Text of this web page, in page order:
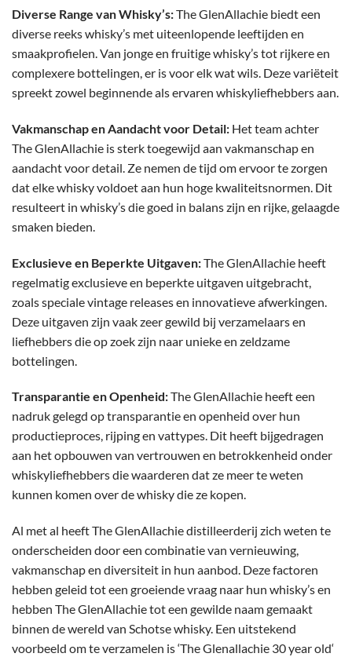
Diverse Range van Whisky’s:The GlenAllachie biedt een
diverse reeks whisky’s met uiteenlopende leeftijden en
smaakprofielen. Van jonge en fruitige whisky’s tot rijkere en
complexere bottelingen, er is voor elk wat wils. Deze variëteit
spreekt zowel beginnende als ervaren whiskyliefhebbers aan.
Vakmanschap en Aandacht voor Detail: Het team achter
The GlenAllachie is sterk toegewijd aan vakmanschap en
aandacht voor detail. Ze nemen de tijd om ervoor te zorgen
dat elke whisky voldoet aan hun hoge kwaliteitsnormen. Dit
resulteert in whisky’s die goed in balans zijn en rijke, gelaagde
smaken bieden.
Exclusieve en Beperkte Uitgaven:The GlenAllachie heeft
regelmatig exclusieve en beperkte uitgaven uitgebracht,
zoals speciale vintage releases en innovatieve afwerkingen.
Deze uitgaven zijn vaak zeer gewild bij verzamelaars en
liefhebbers die op zoek zijn naar unieke en zeldzame
bottelingen.
Transparantie en Openheid:The GlenAllachie heeft een
nadruk gelegd op transparantie en openheid over hun
productieproces, rijping en vattypes. Dit heeft bijgedragen
aan het opbouwen van vertrouwen en betrokkenheid onder
whiskyliefhebbers die waarderen dat ze meer te weten
kunnen komen over de whisky die ze kopen.
Al met al heeft The GlenAllachie distilleerderij zich weten te
onderscheiden door een combinatie van vernieuwing,
vakmanschap en diversiteit in hun aanbod. Deze factoren
hebben geleid tot een groeiende vraag naar hun whisky’s en
hebben The GlenAllachie tot een gewilde naam gemaakt
binnen de wereld van Schotse whisky. Een uitstekend
voorbeeld om te verzamelen is ‘The Glenallachie 30 year old‘